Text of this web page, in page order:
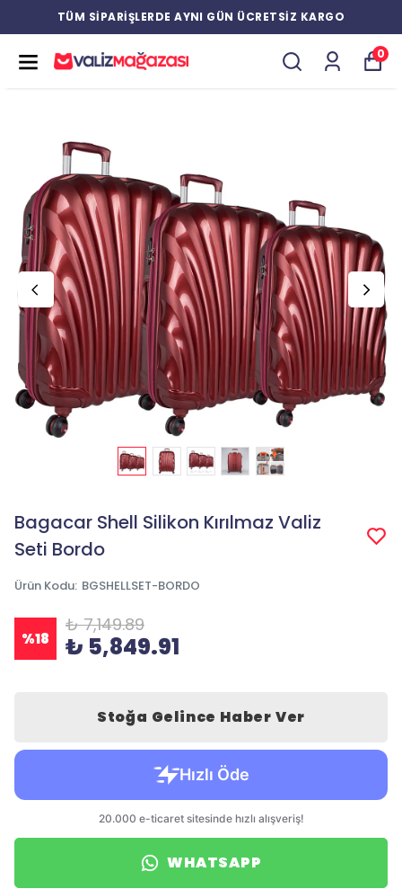
TÜM SİPARİŞLERDE AYNI GÜN ÜCRETSİZ KARGO
0
Bagacar Shell Silikon Kırılmaz Valiz
Seti Bordo
Ürün Kodu: BGSHELLSET-BORDO
%18
₺ 7,149.89
₺ 5,849.91
Stoğa Gelince Haber Ver
WHATSAPP